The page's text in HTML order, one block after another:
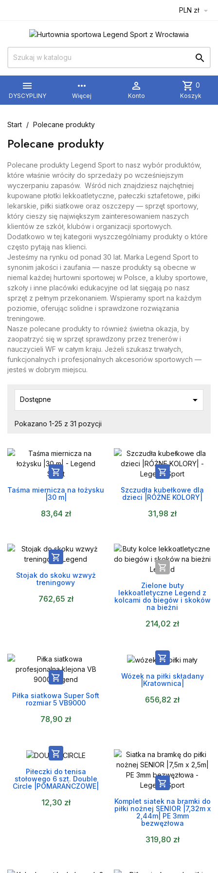
PLN zł 


DYSCYPLINY
more_horiz
Więcej

Konto
shopping_cart 0
Koszyk
Start Polecane produkty
Polecane produkty
Polecane produkty Legend Sport to nasz wybór produktów,
które właśnie wróciły do sprzedaży po wcześniejszym
wyczerpaniu zapasów. Wśród nich znajdziesz najchętniej
kupowane płotki lekkoatletyczne, pałeczki sztafetowe, piłki
lekarskie, piłki siatkowe oraz oszczepy — sprzęt sportowy,
który cieszy się największym zainteresowaniem naszych
klientów ze szkół, klubów i organizacji sportowych.
Dodatkowo w tej kategorii wyszczególniamy produkty o które
często pytają nas klienci.
Jesteśmy na rynku od ponad 30 lat. Marka Legend Sport to
synonim jakości i zaufania — nasze produkty są obecne w
niemal każdej hurtowni sportowej w Polsce, a kluby sportowe,
szkoły i inne placówki edukacyjne od lat sięgają po nasz
sprzęt z pełnym przekonaniem. Wspieramy sport na każdym
poziomie, oferując solidne i sprawdzone rozwiązania
treningowe.
Nasze polecane produkty to również świetna okazja, by
zaopatrzyć się w sprzęt sprawdzony przez trenerów i
nauczycieli WF w całym kraju. Jeżeli szukasz trwałych,
funkcjonalnych i profesjonalnych akcesoriów sportowych —
jesteś w dobrym miejscu.
Dostępne 
Pokazano 1-25 z 31 pozycji

Taśma miernicza na łożysku
|30 m|
83,64 zł

Szczudła kubełkowe dla
dzieci |RÓŻNE KOLORY|
31,98 zł

Stojak do skoku wzwyż
treningowy
762,65 zł

Zielone buty
lekkoatletyczne Legend z
kolcami do biegów i skoków
na bieżni
214,02 zł

Piłka siatkowa Super Soft
rozmiar 5 VB9000
78,90 zł

Wózek na piłki składany
|Kratownica|
656,82 zł

Piłeczki do tenisa
stołowego 6 szt. Double
Circle |POMARAŃCZOWE|
12,30 zł

Komplet siatek na bramki do
piłki nożnej SENIOR |7,32m x
2,44m| PE 3mm
bezwęzłowa
319,80 zł